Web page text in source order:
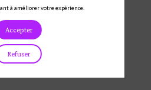
à améliorer votre expérience.
Accepter
Refuser